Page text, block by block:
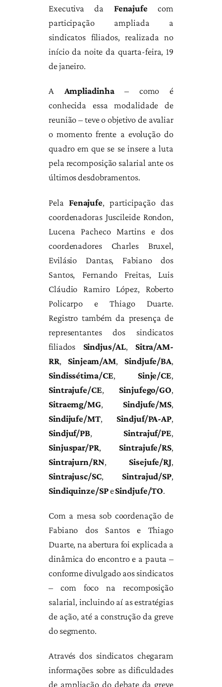
Executiva da Fenajufe com
participação ampliada a
sindicatos filiados, realizada no
início da noite da quarta-feira, 19
de janeiro.
A Ampliadinha– como é
conhecida essa modalidade de
reunião – teve o objetivo de avaliar
o momento frente a evolução do
quadro em que se se insere a luta
pela recomposição salarial ante os
últimos desdobramentos.
Pela Fenajufe, participação das
coordenadoras Juscileide Rondon,
Lucena Pacheco Martins e dos
coordenadores Charles Bruxel,
Evilásio Dantas, Fabiano dos
Santos, Fernando Freitas, Luis
Cláudio Ramiro López, Roberto
Policarpo e Thiago Duarte.
Registro também da presença de
representantes dos sindicatos
filiados Sindjus/AL, Sitra/AM-
RR, Sinjeam/AM, Sindjufe/BA,
Sindissétima/CE, Sinje/CE,
Sintrajufe/CE, Sinjufego/GO,
Sitraemg/MG, Sindjufe/MS,
Sindijufe/MT, Sindjuf/PA-AP,
Sindjuf/PB, Sintrajuf/PE,
Sinjuspar/PR, Sintrajufe/RS,
Sintrajurn/RN, Sisejufe/RJ,
Sintrajusc/SC, Sintrajud/SP,
Sindiquinze/SPeSindjufe/TO.
Com a mesa sob coordenação de
Fabiano dos Santos e Thiago
Duarte, na abertura foi explicada a
dinâmica do encontro e a pauta –
conforme divulgado aos sindicatos
– com foco na recomposição
salarial, incluindo aí as estratégias
de ação, até a construção da greve
do segmento.
Através dos sindicatos chegaram
informações sobre as dificuldades
de ampliação do debate da greve